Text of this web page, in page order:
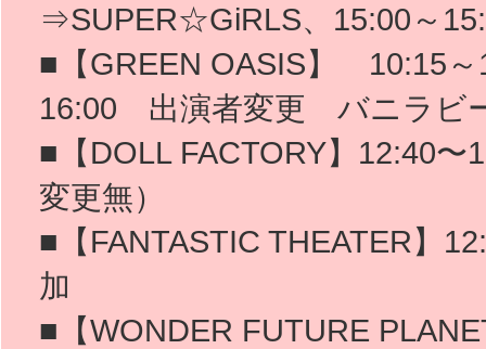
⇒SUPER☆GiRLS、15:00～
■【GREEN OASIS】 10:15
16:00 出演者変更 バニラビ
■【DOLL FACTORY】12:40
変更無）
■【FANTASTIC THEATER
加
■【WONDER FUTURE